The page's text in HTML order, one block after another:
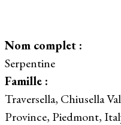
Nom complet :
Serpentine
Famille :
Traversella, Chiusella
Province, Piedmont,